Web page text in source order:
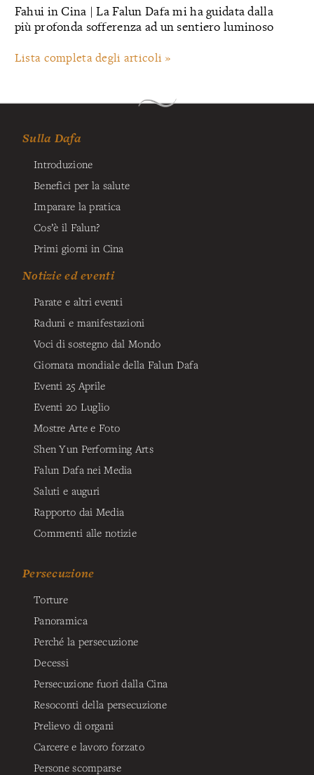
Fahui in Cina | La Falun Dafa mi ha guidata dalla
più profonda sofferenza ad un sentiero luminoso
Lista completa degli articoli »
Sulla Dafa
Introduzione
Benefici per la salute
Imparare la pratica
Cos’è il Falun?
Primi giorni in Cina
Notizie ed eventi
Parate e altri eventi
Raduni e manifestazioni
Voci di sostegno dal Mondo
Giornata mondiale della Falun Dafa
Eventi 25 Aprile
Eventi 20 Luglio
Mostre Arte e Foto
Shen Yun Performing Arts
Falun Dafa nei Media
Saluti e auguri
Rapporto dai Media
Commenti alle notizie
Persecuzione
Torture
Panoramica
Perché la persecuzione
Decessi
Persecuzione fuori dalla Cina
Resoconti della persecuzione
Prelievo di organi
Carcere e lavoro forzato
Persone scomparse